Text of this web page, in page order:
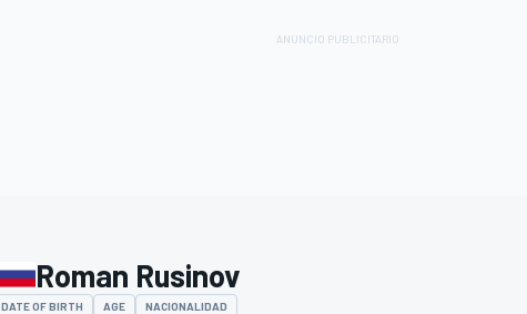
Roman Rusinov
DATE OF BIRTH AGE NACIONALIDAD